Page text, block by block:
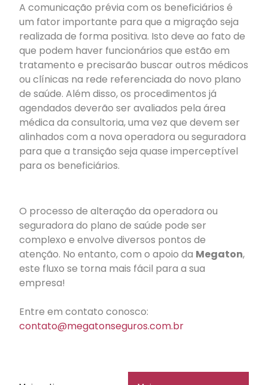
A comunicação prévia com os beneficiários é
um fator importante para que a migração seja
realizada de forma positiva. Isto deve ao fato de
que podem haver funcionários que estão em
tratamento e precisarão buscar outros médicos
ou clínicas na rede referenciada do novo plano
de saúde. Além disso, os procedimentos já
agendados deverão ser avaliados pela área
médica da consultoria, uma vez que devem ser
alinhados com a nova operadora ou seguradora
para que a transição seja quase imperceptível
para os beneficiários.
O processo de alteração da operadora ou
seguradora do plano de saúde pode ser
complexo e envolve diversos pontos de
atenção. No entanto, com o apoio da Megaton,
este fluxo se torna mais fácil para a sua
empresa!
Entre em contato conosco:
contato@megatonseguros.com.br